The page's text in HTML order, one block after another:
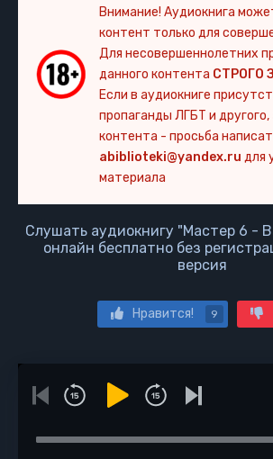
Внимание! Аудиокнига
контент только для
Для несовершеннолетних
данного контента СТРОГО
Если в аудиокниге
пропаганды ЛГБТ и
контента - просьба
abiblioteki@yandex.ru для
материала
Слушать аудиокнигу "Мастер 6 -
онлайн бесплатно без
версия
Нравится! 9